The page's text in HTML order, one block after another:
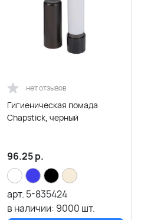
нет отзывов
Гигиеническая помада
Chapstick, черный
96.25р.
арт. 5-835424
в наличии: 9000 шт.